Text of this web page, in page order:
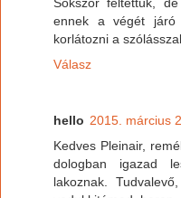
Sokszor féltettük,
ennek a végét járó
korlátozni a
Válasz
hello 2015. március
Kedves Pleinair,
dologban igazad
lakoznak.